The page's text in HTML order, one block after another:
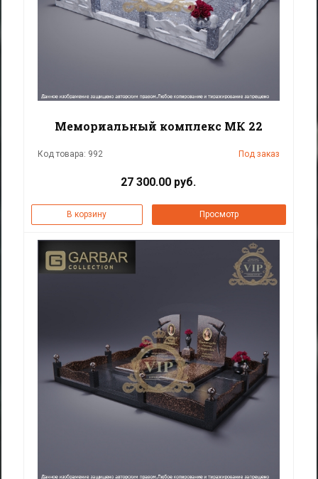
Мемориальный комплекс МК 22
Код товара: 992 Под заказ
27 300.00 руб.
В корзину Просмотр